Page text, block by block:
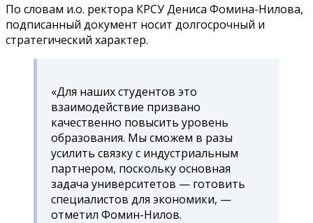
По словам и.о. ректора КРСУ Дениса Фомина-Нилова,
подписанный документ носит долгосрочный и
стратегический характер.
«Для наших студентов это
взаимодействие призвано
качественно повысить уровень
образования. Мы сможем в разы
усилить связку с индустриальным
партнером, поскольку основная
задача университетов — готовить
специалистов для экономики, —
отметил Фомин-Нилов.